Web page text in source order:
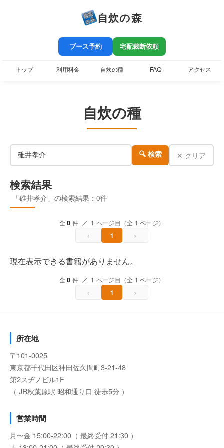
自炊の森
ブース予約 宅配裁断依頼
トップ 利用料金 自炊の種 FAQ アクセス
自炊の種
🔍 検索 ✕ クリア
検索結果
「碓井孝介」の検索結果：0件
全0 件 ／ 1 ページ目（全 1 ページ）
‹ 1 ›
現在表示できる書籍がありません。
全0 件 ／ 1 ページ目（全 1 ページ）
‹ 1 ›
所在地
〒101-0025
東京都千代田区神田佐久間町3-21-48
第2スヂノビル1F
（ JR秋葉原駅 昭和通り口 徒歩5分 ）
営業時間
月〜金 15:00-22:00（ 最終受付 21:30 ）